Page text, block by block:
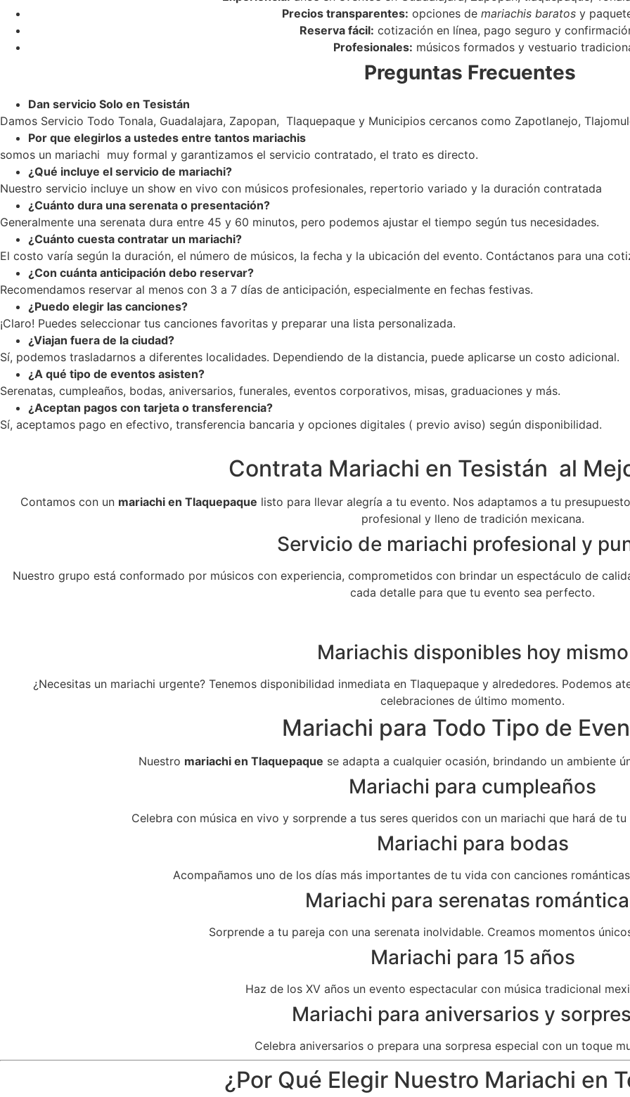
Precios transparentes: opciones de mariachis baratos y
Reserva fácil: cotización en línea, pago seguro y
Profesionales: músicos formados y vestuario
Preguntas Frecuentes
Dan servicio Solo en Tesistán
Damos Servicio Todo Tonala, Guadalajara, Zapopan, Tlaquepaque y Municipios cercanos como Zapotlanejo,
Por que elegirlos a ustedes entre tantos mariachis
somos un mariachi muy formal y garantizamos el servicio contratado, el trato es directo.
¿Qué incluye el servicio de mariachi?
Nuestro servicio incluye un show en vivo con músicos profesionales, repertorio variado y la duración contratada
¿Cuánto dura una serenata o presentación?
Generalmente una serenata dura entre 45 y 60 minutos, pero podemos ajustar el tiempo según tus necesidades.
¿Cuánto cuesta contratar un mariachi?
El costo varía según la duración, el número de músicos, la fecha y la ubicación del evento. Contáctanos para una
¿Con cuánta anticipación debo reservar?
Recomendamos reservar al menos con 3 a 7 días de anticipación, especialmente en fechas festivas.
¿Puedo elegir las canciones?
¡Claro! Puedes seleccionar tus canciones favoritas y preparar una lista personalizada.
¿Viajan fuera de la ciudad?
Sí, podemos trasladarnos a diferentes localidades. Dependiendo de la distancia, puede aplicarse un costo adicional.
¿A qué tipo de eventos asisten?
Serenatas, cumpleaños, bodas, aniversarios, funerales, eventos corporativos, misas, graduaciones y más.
¿Aceptan pagos con tarjeta o transferencia?
Sí, aceptamos pago en efectivo, transferencia bancaria y opciones digitales ( previo aviso) según disponibilidad.
Contrata Mariachi en Tesistán al
Contamos con un mariachi en Tlaquepaque listo para llevar alegría a tu evento. Nos adaptamos a tu
profesional y lleno de tradición mexicana.
Servicio de mariachi profesional y
Nuestro grupo está conformado por músicos con experiencia, comprometidos con brindar un espectáculo de
cada detalle para que tu evento sea perfecto.
Mariachis disponibles hoy mismo
¿Necesitas un mariachi urgente? Tenemos disponibilidad inmediata en Tlaquepaque y alrededores. Podemos
celebraciones de último momento.
Mariachi para Todo Tipo de
Nuestro mariachi en Tlaquepaque se adapta a cualquier ocasión, brindando un ambiente
Mariachi para cumpleaños
Celebra con música en vivo y sorprende a tus seres queridos con un mariachi que hará de
Mariachi para bodas
Acompañamos uno de los días más importantes de tu vida con canciones
Mariachi para serenatas
Sorprende a tu pareja con una serenata inolvidable. Creamos momentos
Mariachi para 15 años
Haz de los XV años un evento espectacular con música tradicional
Mariachi para aniversarios y
Celebra aniversarios o prepara una sorpresa especial con un toque
¿Por Qué Elegir Nuestro Mariachi en